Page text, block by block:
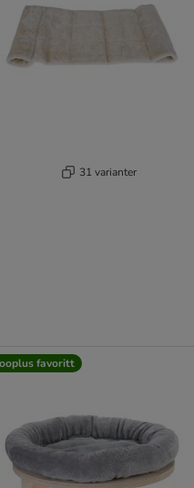
31 varianter
favoritt